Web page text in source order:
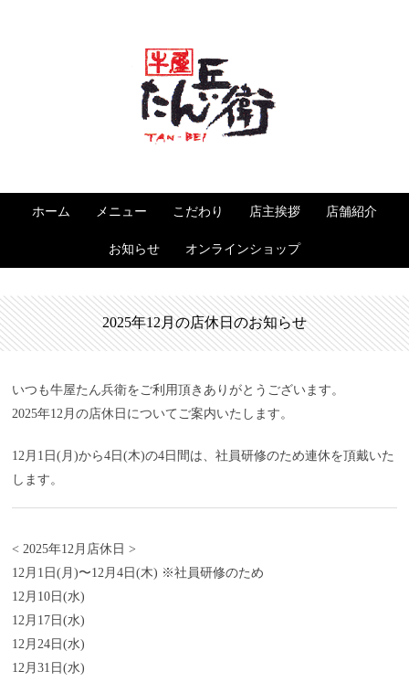
ホーム メニュー こだわり 店主挨拶 店舗紹介
お知らせ オンラインショップ
2025年12月の店休日のお知らせ
いつも牛屋たん兵衛をご利用頂きありがとうございます。
2025年12月の店休日についてご案内いたします。
12月1日(月)から4日(木)の4日間は、社員研修のため連休を頂戴いた
します。
< 2025年12月店休日 >
12月1日(月)〜12月4日(木) ※社員研修のため
12月10日(水)
12月17日(水)
12月24日(水)
12月31日(水)